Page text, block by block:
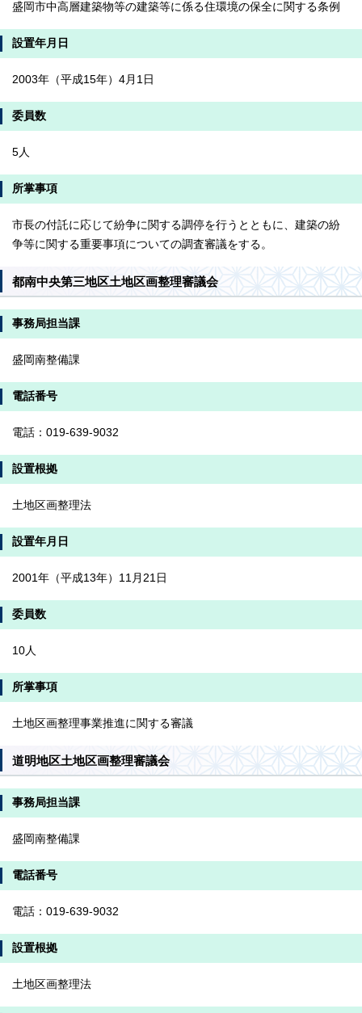
盛岡市中高層建築物等の建築等に係る住環境の保全に関する条例
設置年月日
2003年（平成15年）4月1日
委員数
5人
所掌事項
市長の付託に応じて紛争に関する調停を行うとともに、建築の紛
争等に関する重要事項についての調査審議をする。
都南中央第三地区土地区画整理審議会
事務局担当課
盛岡南整備課
電話番号
電話：019-639-9032
設置根拠
土地区画整理法
設置年月日
2001年（平成13年）11月21日
委員数
10人
所掌事項
土地区画整理事業推進に関する審議
道明地区土地区画整理審議会
事務局担当課
盛岡南整備課
電話番号
電話：019-639-9032
設置根拠
土地区画整理法